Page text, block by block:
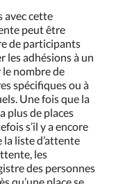
avec cette
peut être
de participants
les adhésions à un
nombre de
spécifiques ou à
Une fois que la
plus de places
s’il y a encore
la liste d’attente
les
des personnes